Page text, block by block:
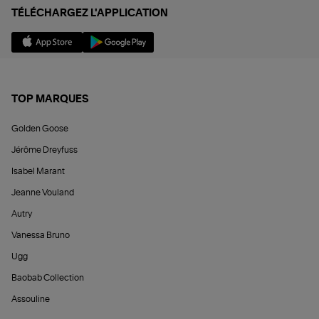
TÉLÉCHARGEZ L'APPLICATION
TOP MARQUES
Golden Goose
Jérôme Dreyfuss
Isabel Marant
Jeanne Vouland
Autry
Vanessa Bruno
Ugg
Baobab Collection
Assouline